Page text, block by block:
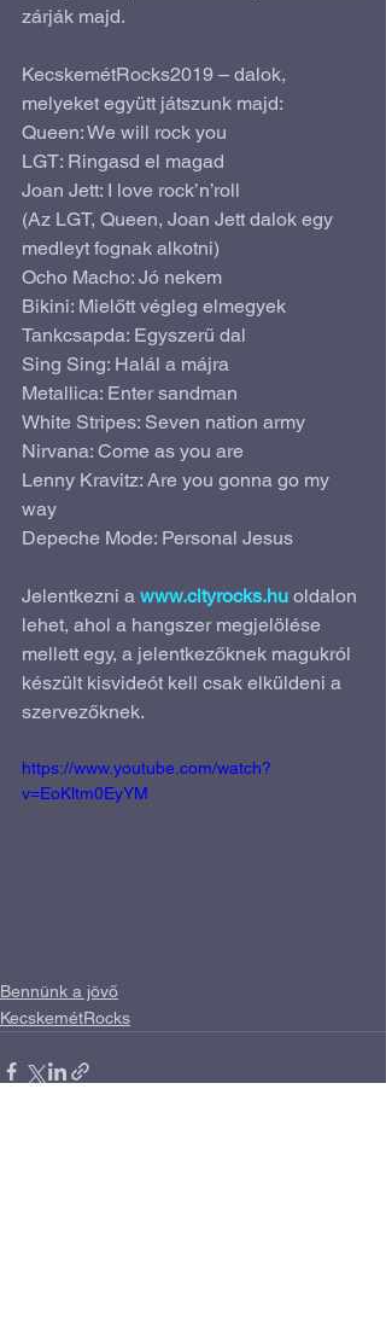
zárják majd.
KecskemétRocks2019 – dalok,
melyeket együtt játszunk majd:
Queen: We will rock you
LGT: Ringasd el magad
Joan Jett: I love rock’n’roll
(Az LGT, Queen, Joan Jett dalok egy
medleyt fognak alkotni)
Ocho Macho: Jó nekem
Bikini: Mielőtt végleg elmegyek
Tankcsapda: Egyszerű dal
Sing Sing: Halál a májra
Metallica: Enter sandman
White Stripes: Seven nation army
Nirvana: Come as you are
Lenny Kravitz: Are you gonna go my
way
Depeche Mode: Personal Jesus
Jelentkezni a www.cityrocks.hu oldalon
lehet, ahol a hangszer megjelölése
mellett egy, a jelentkezőknek magukról
készült kisvideót kell csak elküldeni a
szervezőknek.
https://www.youtube.com/watch?
v=EoKltm0EyYM
Bennünk a jövő
KecskemétRocks